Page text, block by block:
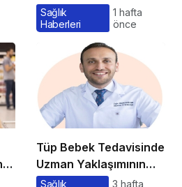
Gözden Kaçan
Maliyetler
Sağlık
Haberleri
1 hafta
önce
Tüp Bebek Tedavisinde
Uzman Yaklaşımının
Önemi ve Bilinmesi
Sağlık
3 hafta